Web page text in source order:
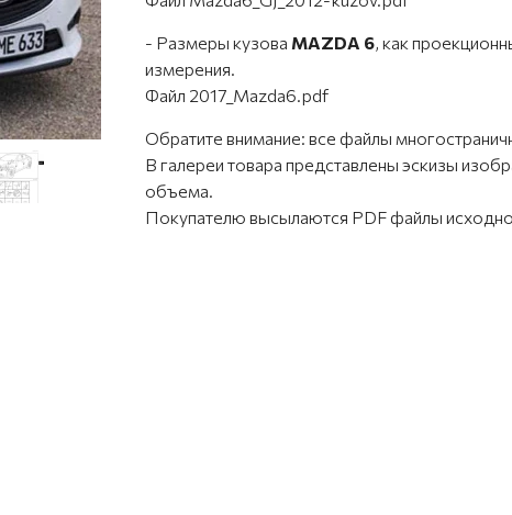
- Размеры кузова MAZDA 6 , как
измерения.
Файл 2017_Mazda6.pdf
Обратите внимание: все файлы
В галереи товара представлены эскизы
объема.
Покупателю высылаются PDF файлы